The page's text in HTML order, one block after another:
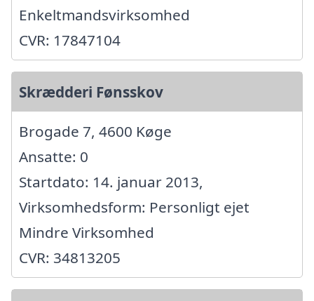
Enkeltmandsvirksomhed
CVR: 17847104
Skrædderi Fønsskov
Brogade 7, 4600 Køge
Ansatte: 0
Startdato: 14. januar 2013,
Virksomhedsform: Personligt ejet
Mindre Virksomhed
CVR: 34813205